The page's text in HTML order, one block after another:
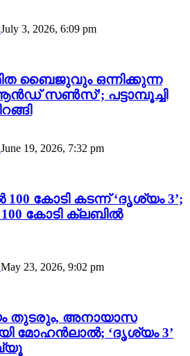
July 3, 2026, 6:09 pm
ബൈജുവും ഒന്നിക്കുന്ന
സൺസ്’; പട്ടാമ്പൂച്ചി
June 19, 2026, 7:32 pm
100 കോടി കടന്ന് ‘ദൃശ്യം 3’;
കോടി ക്ലബിൽ
May 23, 2026, 9:02 pm
തുടരും, അനായാസ
മോഹൻലാൽ; ‘ദൃശ്യം 3’